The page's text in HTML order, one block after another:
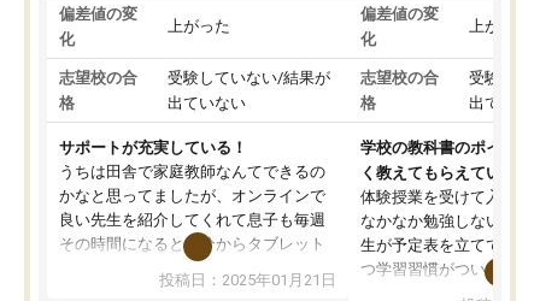
偏差値の変
化
上がった
志望校の合
格
受験していない/結果が
出ていない
サポートが充実している！
うちは田舎で家庭教師なんてできるの
かなと思ってましたが、オンラインで
良い先生を紹介してくれて息子も毎週
その時間になると自分からタブレット
を開いてzoomを繋げるようになりまし
た！5科目なんでもOKなのもとても気
投稿日：2025年01月21日
偏差値の変
化
上がった
志望校の合
格
受験して
出ていな
学校の教科書のポイント
く教えてもらえている
体験授業を受けて入塾し
なかなか勉強しない息子
生が予定表を立ててくれ
つ学習習慣がついてきま